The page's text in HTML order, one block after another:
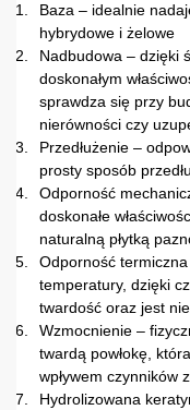
Baza – idealnie
hybrydowe i żelowe
Nadbudowa – dzięki
doskonałym
sprawdza się przy
nierówności czy
Przedłużenie –
prosty sposób
Odporność
doskonałe
naturalną płytką
Odporność
temperatury, dzięki
twardość oraz jest
Wzmocnienie –
twardą powłokę,
wpływem czynników
Hydrolizowana